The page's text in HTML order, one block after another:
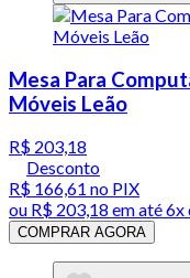
Mesa Para
Móveis Leão
R$ 203,18
Desconto
R$ 166,61 no PIX
ou R$ 203,18 em até6x
COMPRAR AGORA